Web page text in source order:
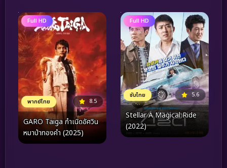
Full HD
พากย์ไทย 8.5
GARO Taiga กำเนิดอัศวิน
หมาป่าทองคำ (2025)
Full HD
ซับไทย 5.6
Stellar A Magical Ride
(2022)